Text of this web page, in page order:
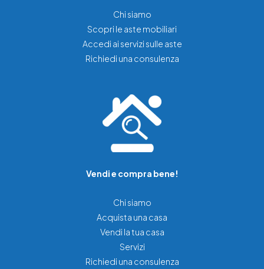
Chi siamo
Scopri le aste mobiliari
Accedi ai servizi sulle aste
Richiedi una consulenza
Vendi e compra bene!
Chi siamo
Acquista una casa
Vendi la tua casa
Servizi
Richiedi una consulenza